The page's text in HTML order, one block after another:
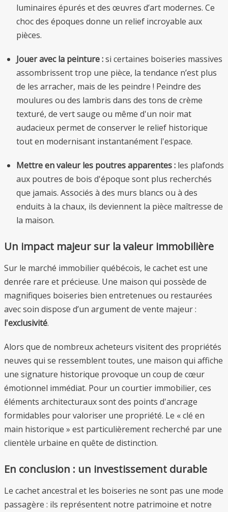
luminaires épurés et des œuvres d’art modernes. Ce
choc des époques donne un relief incroyable aux
pièces.
Jouer avec la peinture :si certaines boiseries massives
assombrissent trop une pièce, la tendance n’est plus
de les arracher, mais de les peindre ! Peindre des
moulures ou des lambris dans des tons de crème
texturé, de vert sauge ou même d'un noir mat
audacieux permet de conserver le relief historique
tout en modernisant instantanément l'espace.
Mettre en valeur les poutres apparentes : les plafonds
aux poutres de bois d'époque sont plus recherchés
que jamais. Associés à des murs blancs ou à des
enduits à la chaux, ils deviennent la pièce maîtresse de
la maison.
Un impact majeur sur la valeur immobilière
Sur le marché immobilier québécois, le cachet est une
denrée rare et précieuse. Une maison qui possède de
magnifiques boiseries bien entretenues ou restaurées
avec soin dispose d’un argument de vente majeur :
l'exclusivité.
Alors que de nombreux acheteurs visitent des propriétés
neuves qui se ressemblent toutes, une maison qui affiche
une signature historique provoque un coup de cœur
émotionnel immédiat. Pour un courtier immobilier, ces
éléments architecturaux sont des points d'ancrage
formidables pour valoriser une propriété. Le « clé en
main historique » est particulièrement recherché par une
clientèle urbaine en quête de distinction.
En conclusion : un investissement durable
Le cachet ancestral et les boiseries ne sont pas une mode
passagère : ils représentent notre patrimoine et notre